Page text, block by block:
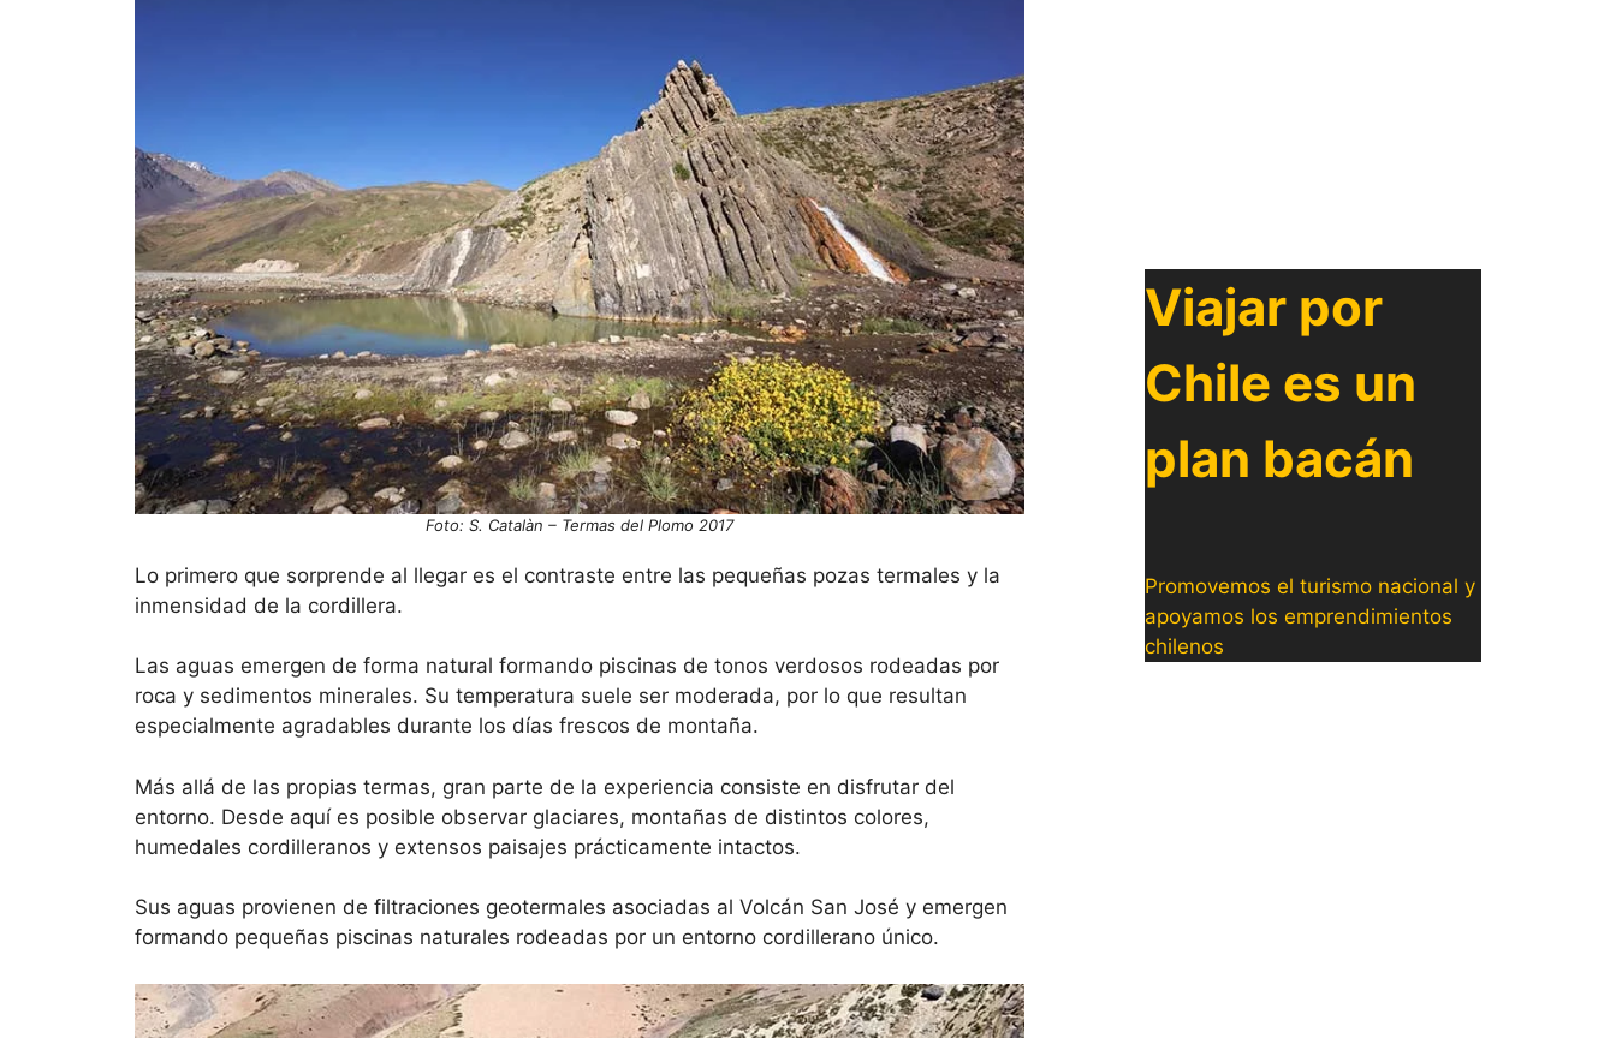
Foto: S. Catalàn – Termas del Plomo 2017
Lo primero que sorprende al llegar es el contraste entre las pequeñas pozas termales y la
inmensidad de la cordillera.
Las aguas emergen de forma natural formando piscinas de tonos verdosos rodeadas por
roca y sedimentos minerales. Su temperatura suele ser moderada, por lo que resultan
especialmente agradables durante los días frescos de montaña.
Más allá de las propias termas, gran parte de la experiencia consiste en disfrutar del
entorno. Desde aquí es posible observar glaciares, montañas de distintos colores,
humedales cordilleranos y extensos paisajes prácticamente intactos.
Sus aguas provienen de filtraciones geotermales asociadas al Volcán San José y emergen
formando pequeñas piscinas naturales rodeadas por un entorno cordillerano único.
Viajar por
Chile es un
plan bacán
Promovemos el turismo nacional y
apoyamos los emprendimientos
chilenos